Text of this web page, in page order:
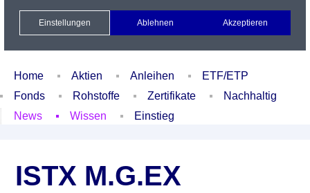
Xetra Realtime
Watchlist Portfolio Login
Home Aktien Anleihen
ETF/ETP
Fonds
Rohstoffe Zertifikate
Nachhaltig
News
Wissen Einstieg
ISTX M.G.EX
Einstellungen Ablehnen Akzeptieren